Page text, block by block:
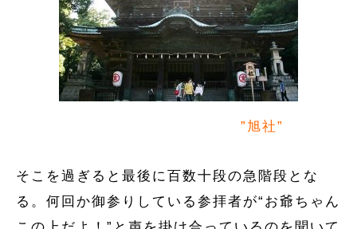
”旭社”
そこを過ぎると最後に百数十段の急階段とな
る。何回か御参りしている参拝者が“お爺ちゃん